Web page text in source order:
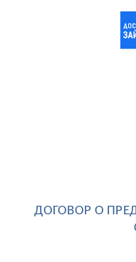
ДОГОВОР О